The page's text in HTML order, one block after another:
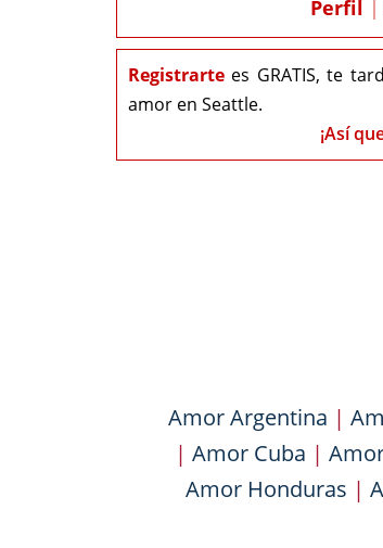
Perfil |
Registrarte es GRATIS, te
amor en Seattle.
¡Así
Amor Argentina |
| Amor Cuba |
Amor Honduras |